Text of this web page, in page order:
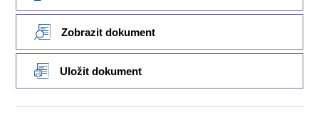
Zobrazit dokument
Uložit dokument